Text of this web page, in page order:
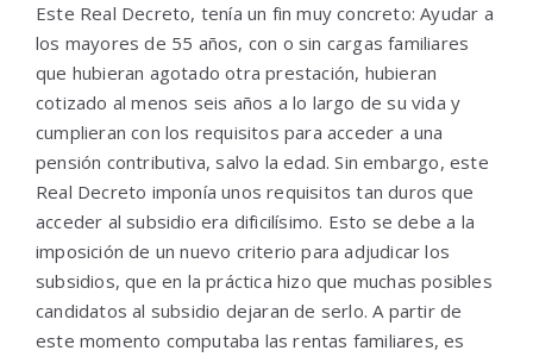
Este Real Decreto, tenía un fin muy concreto: Ayudar a
los mayores de 55 años, con o sin cargas familiares
que hubieran agotado otra prestación, hubieran
cotizado al menos seis años a lo largo de su vida y
cumplieran con los requisitos para acceder a una
pensión contributiva, salvo la edad. Sin embargo, este
Real Decreto imponía unos requisitos tan duros que
acceder al subsidio era dificilísimo. Esto se debe a la
imposición de un nuevo criterio para adjudicar los
subsidios, que en la práctica hizo que muchas posibles
candidatos al subsidio dejaran de serlo. A partir de
este momento computaba las rentas familiares, es